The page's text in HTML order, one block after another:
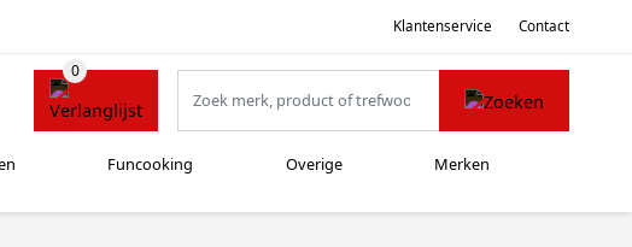
Klantenservice Contact
Funcooking Overige Merken